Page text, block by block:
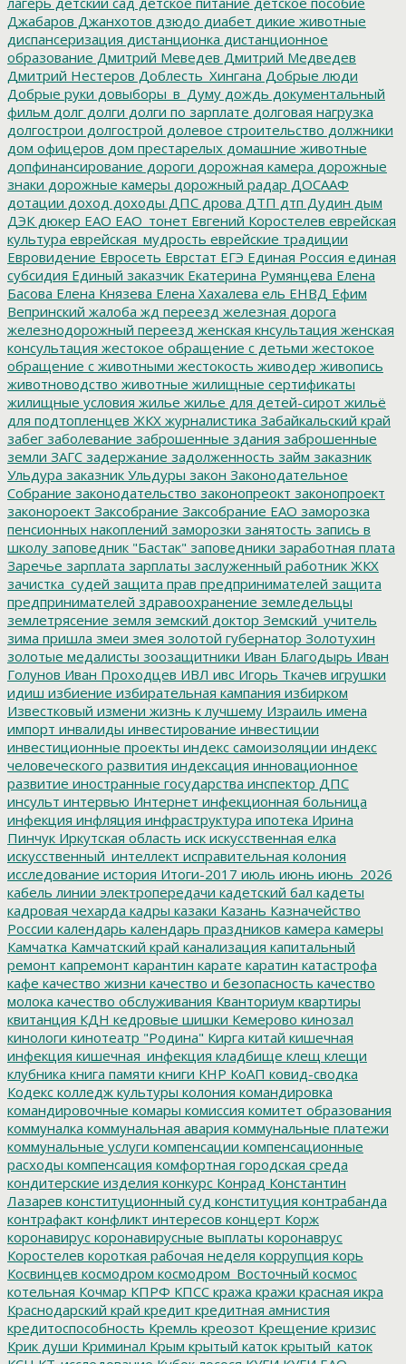
Джабаров Джанхотов дзюдо диабет дикие животные
диспансеризация дистанционка дистанционное
образование Дмитрий Меведев Дмитрий Медведев
Дмитрий Нестеров Доблесть_Хингана Добрые люди
Добрые руки довыборы_в_Думу дождь документальный
фильм долг долги долги по зарплате долговая нагрузка
долгострои долгострой долевое строительство должники
дом офицеров дом престарелых домашние животные
допфинансирование дороги дорожная камера дорожные
знаки дорожные камеры дорожный радар ДОСААФ
дотации доход доходы ДПС дрова ДТП дтп Дудин дым
ДЭК дюкер ЕАО ЕАО_тонет Евгений Коростелев еврейская
культура еврейская_мудрость еврейские традиции
Евровидение Евросеть Еврстат ЕГЭ Единая Россия единая
субсидия Единый заказчик Екатерина Румянцева Елена
Басова Елена Князева Елена Хахалева ель ЕНВД Ефим
Вепринский жалоба жд переезд железная дорога
железнодорожный переезд женская кнсультация женская
консультация жестокое обращение с детьми жестокое
обращение с животными жестокость живодер живопись
животноводство животные жилищные сертификаты
жилищные условия жилье жилье для детей-сирот жильё
для подтопленцев ЖКХ журналистика Забайкальский край
забег заболевание заброшенные здания заброшенные
земли ЗАГС задержание задолженность займ заказник
Ульдура заказник Ульдуры закон Законодательное
Собрание законодательство законопреокт законопроект
законороект Заксобрание Заксобрание ЕАО заморозка
пенсионных накоплений заморозки занятость запись в
школу заповедник "Бастак" заповедники заработная плата
Заречье зарплата зарплаты заслуженный работник ЖКХ
зачистка_судей защита прав предпринимателей защита
предпринимателей здравоохранение земледельцы
землетрясение земля земский доктор Земский_учитель
зима пришла змеи змея золотой губернатор Золотухин
золотые медалисты зоозащитники Иван Благодырь Иван
Голунов Иван Проходцев ИВЛ ивс Игорь Ткачев игрушки
идиш избиение избирательная кампания избирком
Известковый измени жизнь к лучшему Израиль имена
импорт инвалиды инвестирование инвестиции
инвестиционные проекты индекс самоизоляции индекс
человеческого развития индексация инновационное
развитие иностранные государства инспектор ДПС
инсульт интервью Интернет инфекционная больница
инфекция инфляция инфраструктура ипотека Ирина
Пинчук Иркутская область иск искусственная елка
искусственный_интеллект исправительная колония
исследование история Итоги-2017 июль июнь июнь_2026
кабель линии электропередачи кадетский бал кадеты
кадровая чехарда кадры казаки Казань Казначейство
России календарь календарь праздников камера камеры
Камчатка Камчатский край канализация капитальный
ремонт капремонт карантин карате каратин катастрофа
кафе качество жизни качество и безопасность качество
молока качество обслуживания Кванториум квартиры
квитанция КДН кедровые шишки Кемерово кинозал
кинологи кинотеатр "Родина" Кирга китай кишечная
инфекция кишечная_инфекция кладбище клещ клещи
клубника книга памяти книги КНР КоАП ковид-сводка
Кодекс колледж культуры колония командировка
командировочные комары комиссия комитет образования
коммуналка коммунальная авария коммунальные платежи
коммунальные услуги компенсации компенсационные
расходы компенсация комфортная городская среда
кондитерские изделия конкурс Конрад Константин
Лазарев конституционный суд конституция контрабанда
контрафакт конфликт интересов концерт Корж
коронавирус коронавирусные выплаты коронаврус
Коростелев короткая рабочая неделя коррупция корь
Косвинцев космодром космодром_Восточный космос
котельная Кочмар КПРФ КПСС кража кражи красная икра
Краснодарский край кредит кредитная амнистия
кредитоспособность Кремль креозот Крещение кризис
Крик души Криминал Крым крытый каток крытый_каток